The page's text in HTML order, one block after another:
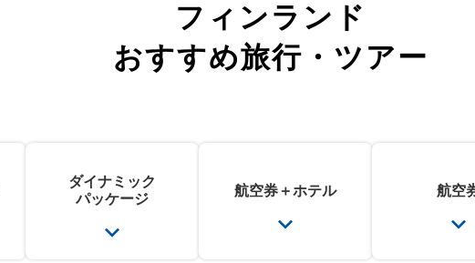
フィンランド
おすすめ旅行・ツアー
ダイナミック
パッケージ
航空券＋ホテル 航空